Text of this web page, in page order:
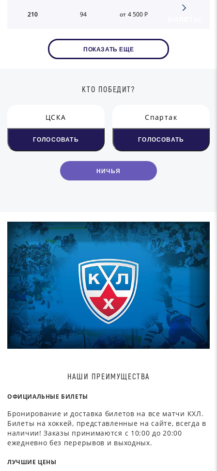
210 94 от 4 500 Р
ПОКАЗАТЬ ЕЩЕ
КТО ПОБЕДИТ?
ЦСКА
ГОЛОСОВАТЬ
НИЧЬЯ
Спартак
ГОЛОСОВАТЬ
НАШИ ПРЕИМУЩЕСТВА
ОФИЦИАЛЬНЫЕ БИЛЕТЫ
Бронирование и доставка билетов на все матчи КХЛ.
Билеты на хоккей, представленные на сайте, всегда в
наличии! Заказы принимаются с 10:00 до 20:00
ежедневно без перерывов и выходных.
ЛУЧШИЕ ЦЕНЫ